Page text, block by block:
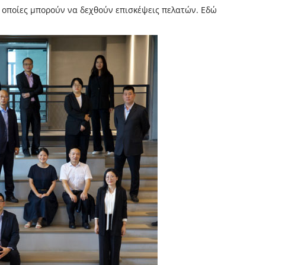
μπορούν να δεχθούν επισκέψεις πελατών. Εδώ